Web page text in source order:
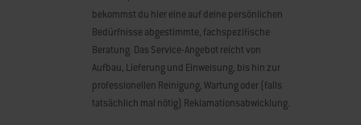
Stellenangebote
Datenschutzhinweise für
bekommst du hier eine auf deine persönlichen
Bedürfnisse abgestimmte, fachspezifische
Beratung. Das Service-Angebot reicht von
Aufbau, Lieferung und Einweisung, bis hin zur
professionellen Reinigung, Wartung oder (falls
tatsächlich mal nötig) Reklamationsabwicklung.